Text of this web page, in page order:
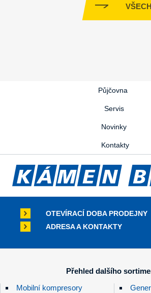
Půjčovna
Servis
Novinky
Kontakty
OTEVÍRACÍ DOBA PRODEJNY
ADRESA A KONTAKTY
Přehled dalšího
Mobilní kompresory